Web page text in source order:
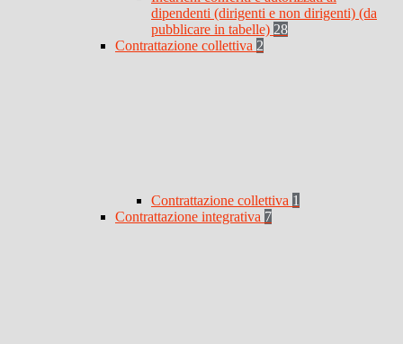
dipendenti (dirigenti e non dirigenti) (da
pubblicare in tabelle) 28
Contrattazione collettiva 2
Contrattazione collettiva 1
Contrattazione integrativa 7